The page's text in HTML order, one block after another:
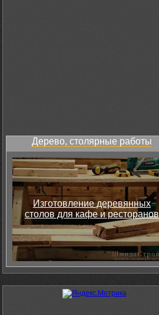
Дерево, столярные работы
Изготовление деревянных
столов для кафе и ресторанов